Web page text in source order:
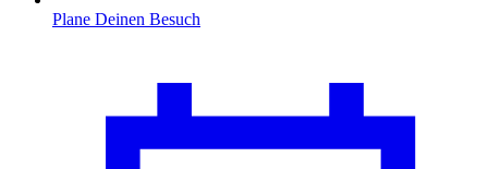
Plane Deinen Besuch